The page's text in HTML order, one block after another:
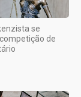
se
de